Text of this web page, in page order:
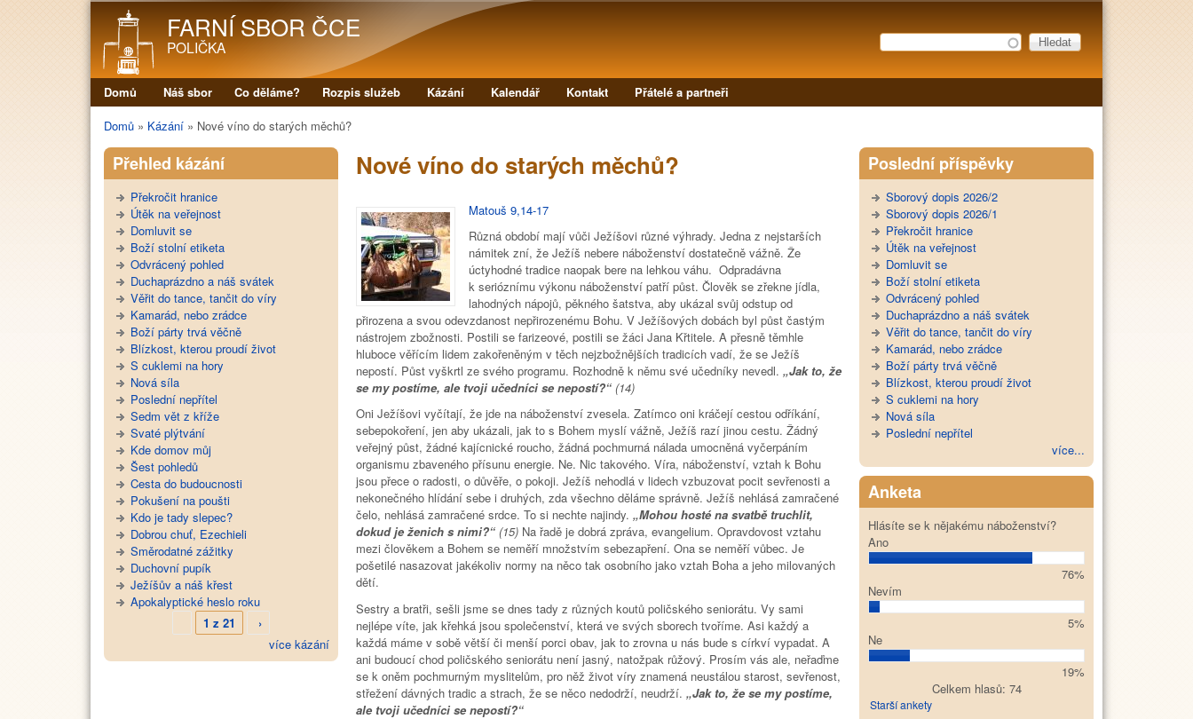
FARNÍ SBOR ČCE
POLIČKA Vyhledávání
Hledat
Hlavní menu
Domů Náš sbor Co děláme? Rozpis služeb Kázání Kalendář Kontakt Přátelé a partneři
Jste zde
Domů » Kázání » Nové víno do starých měchů?
Nové víno do starých měchů?
Matouš 9,14-17
Různá období mají vůči Ježíšovi různé výhrady. Jedna z nejstarších
námitek zní, že Ježíš nebere náboženství dostatečně vážně. Že
úctyhodné tradice naopak bere na lehkou váhu. Odpradávna
k serióznímu výkonu náboženství patří půst. Člověk se zřekne jídla,
lahodných nápojů, pěkného šatstva, aby ukázal svůj odstup od
přirozena a svou odevzdanost nepřirozenému Bohu. V Ježíšových dobách byl půst častým
nástrojem zbožnosti. Postili se farizeové, postili se žáci Jana Křtitele. A přesně těmhle
hluboce věřícím lidem zakořeněným v těch nejzbožnějších tradicích vadí, že se Ježíš
nepostí. Půst vyškrtl ze svého programu. Rozhodně k němu své učedníky nevedl. „Jak to, že
se my postíme, ale tvoji učedníci se nepostí?“(14)
Oni Ježíšovi vyčítají, že jde na náboženství zvesela. Zatímco oni kráčejí cestou odříkání,
sebepokoření, jen aby ukázali, jak to s Bohem myslí vážně, Ježíš razí jinou cestu. Žádný
veřejný půst, žádné kajícnické roucho, žádná pochmurná nálada umocněná vyčerpáním
organismu zbaveného přísunu energie. Ne. Nic takového. Víra, náboženství, vztah k Bohu
jsou přece o radosti, o důvěře, o pokoji. Ježíš nehodlá v lidech vzbuzovat pocit sevřenosti a
nekonečného hlídání sebe i druhých, zda všechno děláme správně. Ježíš nehlásá zamračené
čelo, nehlásá zamračené srdce. To si nechte najindy. „Mohou hosté na svatbě truchlit,
dokud je ženich s nimi?“(15)Na řadě je dobrá zpráva, evangelium. Opravdovost vztahu
mezi člověkem a Bohem se neměří množstvím sebezapření. Ona se neměří vůbec. Je
pošetilé nasazovat jakékoliv normy na něco tak osobního jako vztah Boha a jeho milovaných
dětí.
Sestry a bratři, sešli jsme se dnes tady z různých koutů poličského seniorátu. Vy sami
nejlépe víte, jak křehká jsou společenství, která ve svých sborech tvoříme. Asi každý a
každá máme v sobě větší či menší porci obav, jak to zrovna u nás bude s církví vypadat. A
ani budoucí chod poličského seniorátu není jasný, natožpak růžový. Prosím vás ale, neřaďme
se k oněm pochmurným myslitelům, pro něž život víry znamená neustálou starost, sevřenost,
střežení dávných tradic a strach, že se něco nedodrží, neudrží. „Jak to, že se my postíme,
ale tvoji učedníci se nepostí?“
Přehled kázání
Překročit hranice
Útěk na veřejnost
Domluvit se
Boží stolní etiketa
Odvrácený pohled
Duchaprázdno a náš svátek
Věřit do tance, tančit do víry
Kamarád, nebo zrádce
Boží párty trvá věčně
Blízkost, kterou proudí život
S cuklemi na hory
Nová síla
Poslední nepřítel
Sedm vět z kříže
Svaté plýtvání
Kde domov můj
Šest pohledů
Cesta do budoucnosti
Pokušení na poušti
Kdo je tady slepec?
Dobrou chuť, Ezechieli
Směrodatné zážitky
Duchovní pupík
Ježíšův a náš křest
Apokalyptické heslo roku
1 z 21
›
více kázání
Poslední příspěvky
Sborový dopis 2026/2
Sborový dopis 2026/1
Překročit hranice
Útěk na veřejnost
Domluvit se
Boží stolní etiketa
Odvrácený pohled
Duchaprázdno a náš svátek
Věřit do tance, tančit do víry
Kamarád, nebo zrádce
Boží párty trvá věčně
Blízkost, kterou proudí život
S cuklemi na hory
Nová síla
Poslední nepřítel
více...
Anketa
Hlásíte se k nějakému náboženství?
Ano
76%
Nevím
5%
Ne
19%
Celkem hlasů: 74
Starší ankety